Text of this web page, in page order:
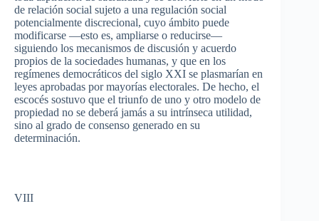
de relación social sujeto a una regulación social
potencialmente discrecional, cuyo ámbito puede
modificarse —esto es, ampliarse o reducirse—
siguiendo los mecanismos de discusión y acuerdo
propios de la sociedades humanas, y que en los
regímenes democráticos del siglo XXI se plasmarían en
leyes aprobadas por mayorías electorales. De hecho, el
escocés sostuvo que el triunfo de uno y otro modelo de
propiedad no se deberá jamás a su intrínseca utilidad,
sino al grado de consenso generado en su
determinación.
VIII